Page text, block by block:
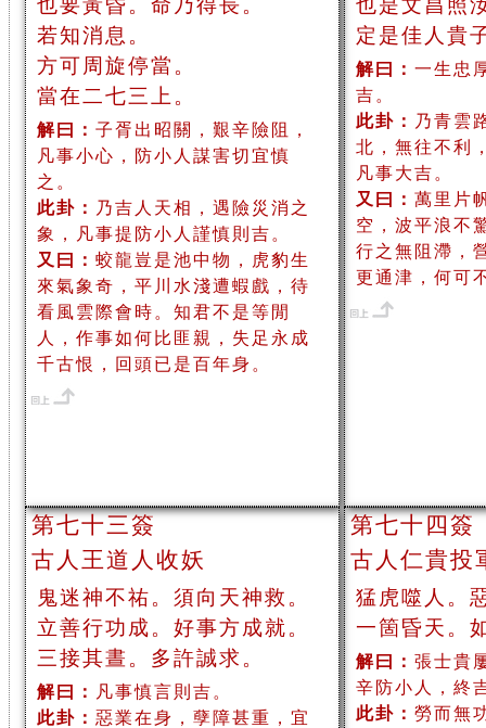
也要黃昏。命乃得長。
若知消息。
方可周旋停當。
當在二七三上。
解曰： 子胥出昭關，艱辛險阻，
凡事小心，防小人謀害切宜慎
之。
此卦： 乃吉人天相，遇險災消之
象，凡事提防小人謹慎則吉。
又曰： 蛟龍豈是池中物，虎豹生
來氣象奇，平川水淺遭蝦戲，待
看風雲際會時。知君不是等閒
人，作事如何比匪親，失足永成
千古恨，回頭已是百年身。
也是文昌照
定是佳人貴
解曰： 一生忠
吉。
此卦： 乃青雲
北，無往不利
凡事大吉。
又曰： 萬里片
空，波平浪不
行之無阻滯，
更通津，何可
第七十三簽
古人王道人收妖
鬼迷神不祐。須向天神救。
立善行功成。好事方成就。
三接其晝。多許誠求。
解曰：
凡事慎言則吉。
此卦： 惡業在身，孽障甚重，宜
第七十四簽
古人仁貴投
猛虎噬人。
一箇昏天。
解曰： 張士貴
辛防小人，終
此卦： 勞而無